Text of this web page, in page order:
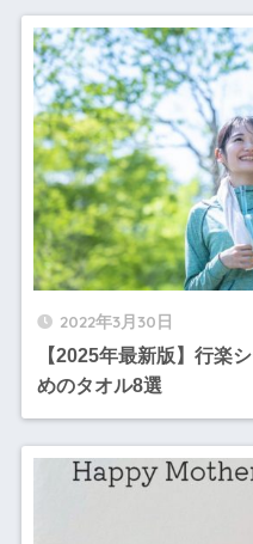
2022年3月30日
【2025年最新版】行楽
めのタオル8選